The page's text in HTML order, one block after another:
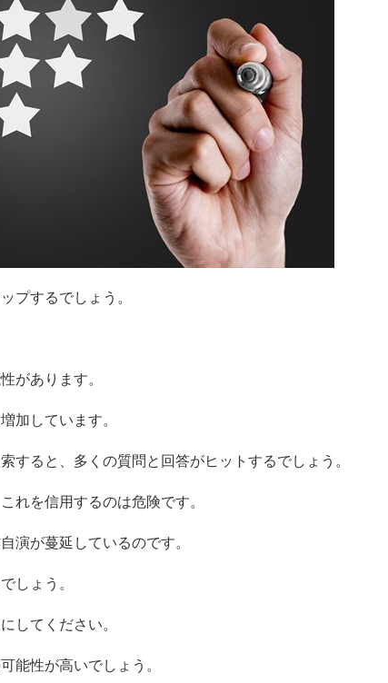
プするでしょう。
があります。
加しています。
すると、多くの質問と回答がヒットするでしょう。
れを信用するのは危険です。
演が蔓延しているのです。
しょう。
してください。
能性が高いでしょう。